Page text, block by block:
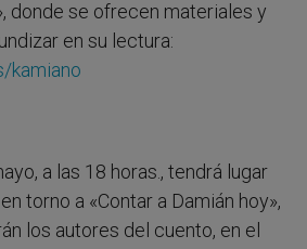
donde se ofrecen materiales y
en su lectura:
kamiano
a las 18 horas., tendrá lugar
torno a «Contar a Damián hoy»,
los autores del cuento, en el